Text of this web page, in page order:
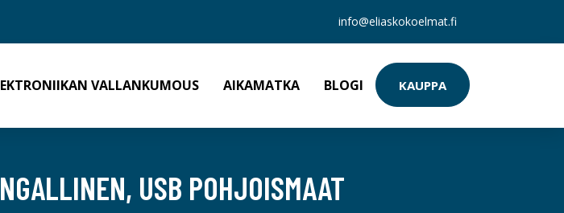
info@eliaskokoelmat.fi
VALLANKUMOUS AIKAMATKA BLOGI KAUPPA
USB POHJOISMAAT